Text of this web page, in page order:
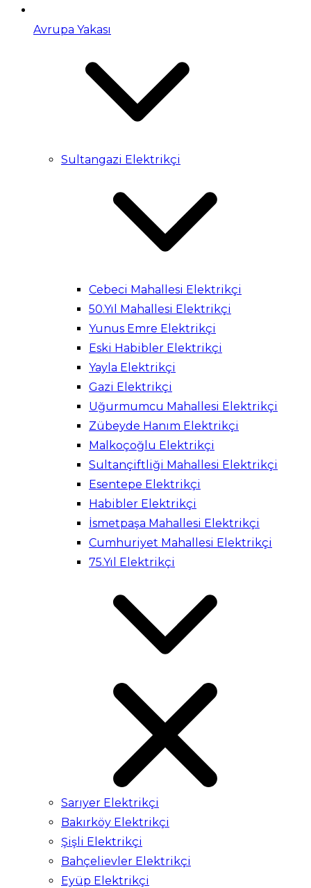
Avrupa Yakası
Sultangazi Elektrikçi
Cebeci Mahallesi Elektrikçi
50.Yıl Mahallesi Elektrikçi
Yunus Emre Elektrikçi
Eski Habibler Elektrikçi
Yayla Elektrikçi
Gazi Elektrikçi
Uğurmumcu Mahallesi Elektrikçi
Zübeyde Hanım Elektrikçi
Malkoçoğlu Elektrikçi
Sultançiftliği Mahallesi Elektrikçi
Esentepe Elektrikçi
Habibler Elektrikçi
İsmetpaşa Mahallesi Elektrikçi
Cumhuriyet Mahallesi Elektrikçi
75.Yıl Elektrikçi
Sarıyer Elektrikçi
Bakırköy Elektrikçi
Şişli Elektrikçi
Bahçelievler Elektrikçi
Eyüp Elektrikçi